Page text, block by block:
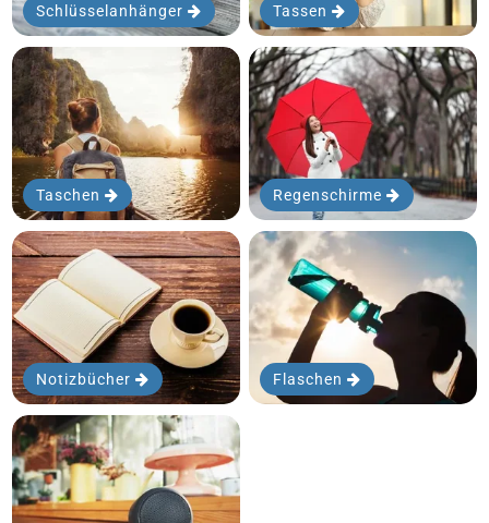
Schlüsselanhänger Tassen
Taschen Regenschirme
Notizbücher Flaschen